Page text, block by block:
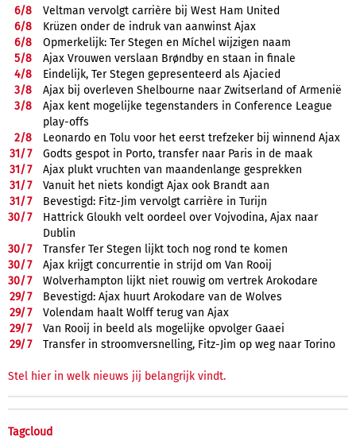
6/8
Veltman vervolgt carrière bij West Ham United
6/8
Krüzen onder de indruk van aanwinst Ajax
6/8
Opmerkelijk: Ter Stegen en Míchel wijzigen naam
5/8
Ajax Vrouwen verslaan Brøndby en staan in finale
4/8
Eindelijk, Ter Stegen gepresenteerd als Ajacied
3/8
Ajax bij overleven Shelbourne naar Zwitserland of Armenië
3/8
Ajax kent mogelijke tegenstanders in Conference League
play-offs
2/8
Leonardo en Tolu voor het eerst trefzeker bij winnend Ajax
31/7
Godts gespot in Porto, transfer naar Paris in de maak
31/7
Ajax plukt vruchten van maandenlange gesprekken
31/7
Vanuit het niets kondigt Ajax ook Brandt aan
31/7
Bevestigd: Fitz-Jim vervolgt carrière in Turijn
30/7
Hattrick Gloukh velt oordeel over Vojvodina, Ajax naar
Dublin
30/7
Transfer Ter Stegen lijkt toch nog rond te komen
30/7
Ajax krijgt concurrentie in strijd om Van Rooij
30/7
Wolverhampton lijkt niet rouwig om vertrek Arokodare
29/7
Bevestigd: Ajax huurt Arokodare van de Wolves
29/7
Volendam haalt Wolff terug van Ajax
29/7
Van Rooij in beeld als mogelijke opvolger Gaaei
29/7 Transfer in stroomversnelling, Fitz-Jim op weg naar Torino
Stel hier in welk nieuws jij belangrijk vindt.
Tagcloud